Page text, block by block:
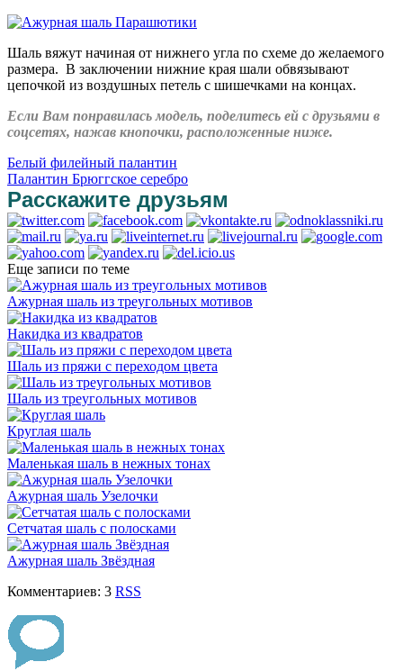
Шаль вяжут начиная от нижнего угла по схеме до желаемого
размера. В заключении нижние края шали обвязывают
цепочкой из воздушных петель с шишечками на концах.
Если Вам понравилась модель, поделитесь ей с друзьями в
соцсетях, нажав кнопочки, расположенные ниже.
Белый филейный палантин
Палантин Брюггское серебро
Расскажите друзьям
Еще записи по теме
Ажурная шаль из треугольных мотивов
Накидка из квадратов
Шаль из пряжи с переходом цвета
Шаль из треугольных мотивов
Круглая шаль
Маленькая шаль в нежных тонах
Ажурная шаль Узелочки
Сетчатая шаль с полосками
Ажурная шаль Звёздная
Комментариев: 3 RSS